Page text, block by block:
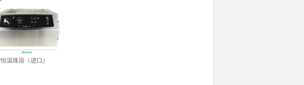
恒温珠浴（进口）